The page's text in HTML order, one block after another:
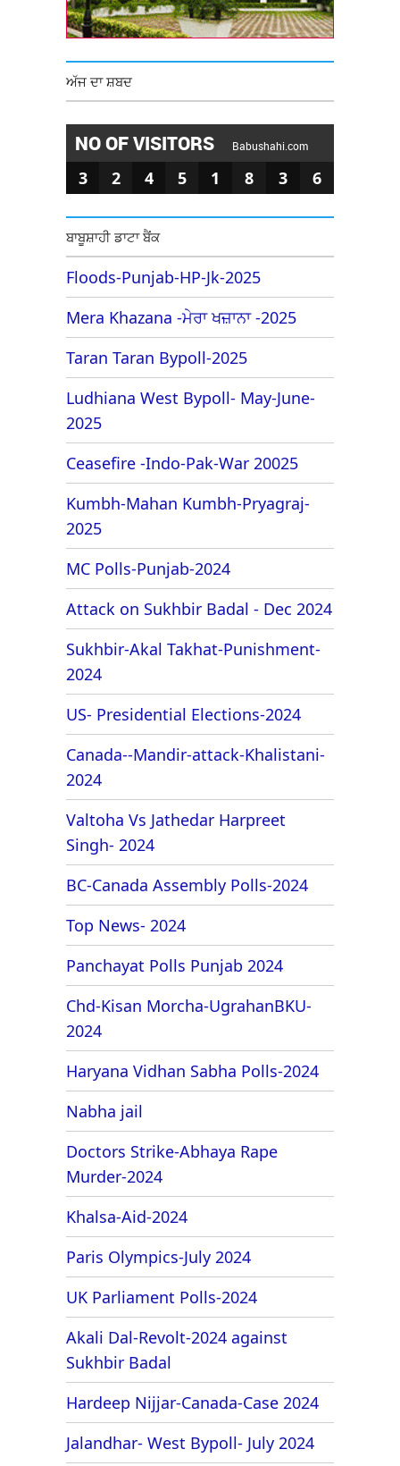
ਅੱਜ ਦਾ ਸ਼ਬਦ
NO OF VISITORS Babushahi.com
3 2 4 5 1 8 3 6
ਬਾਬੂਸ਼ਾਹੀ ਡਾਟਾ ਬੈਂਕ
Floods-Punjab-HP-Jk-2025
Mera Khazana -ਮੇਰਾ ਖਜ਼ਾਨਾ -2025
Taran Taran Bypoll-2025
Ludhiana West Bypoll- May-June-
2025
Ceasefire -Indo-Pak-War 20025
Kumbh-Mahan Kumbh-Pryagraj-
2025
MC Polls-Punjab-2024
Attack on Sukhbir Badal - Dec 2024
Sukhbir-Akal Takhat-Punishment-
2024
US- Presidential Elections-2024
Canada--Mandir-attack-Khalistani-
2024
Valtoha Vs Jathedar Harpreet
Singh- 2024
BC-Canada Assembly Polls-2024
Top News- 2024
Panchayat Polls Punjab 2024
Chd-Kisan Morcha-UgrahanBKU-
2024
Haryana Vidhan Sabha Polls-2024
Nabha jail
Doctors Strike-Abhaya Rape
Murder-2024
Khalsa-Aid-2024
Paris Olympics-July 2024
UK Parliament Polls-2024
Akali Dal-Revolt-2024 against
Sukhbir Badal
Hardeep Nijjar-Canada-Case 2024
Jalandhar- West Bypoll- July 2024